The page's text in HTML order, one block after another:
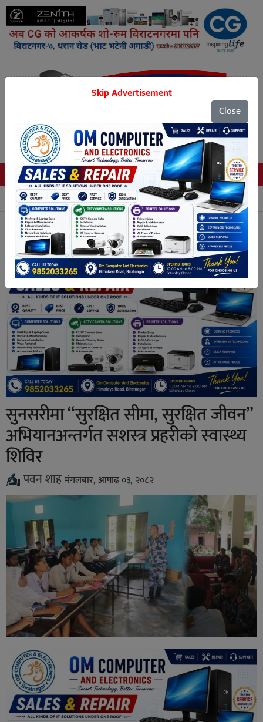
Tags
सुनसरीमा “सुरक्षित सीमा, सुरक्षित जीवन”
अभियानअन्तर्गत सशस्त्र प्रहरीको स्वास्थ्य
शिविर
पवन शाहमंगलबार, आषाढ ०३, २०८२
Skip Advertisement
Close